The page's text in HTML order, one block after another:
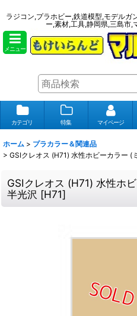
ラジコン,プラホビー,鉄道模型,モデルガ
ー,素材,工具,静岡県,三島
メニュー
カテゴリ 特集 マイページ
ホーム > プラカラー＆関連品
> GSIクレオス (H71) 水性ホビーカラー (
GSIクレオス (H71) 水性ホ
半光沢 [H71]